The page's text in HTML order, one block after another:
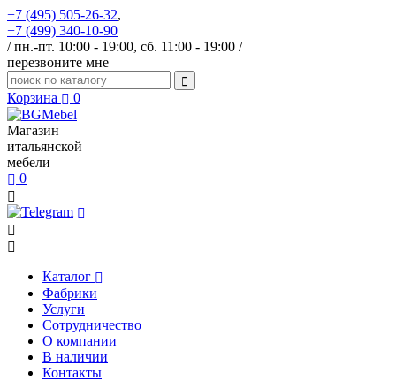
+7 (495) 505-26-32,
+7 (499) 340-10-90
/ пн.-пт. 10:00 - 19:00, сб. 11:00 - 19:00 /
перезвоните мне
Корзина 0
Магазин
итальянской
мебели
0
Каталог
Фабрики
Услуги
Сотрудничество
О компании
В наличии
Контакты